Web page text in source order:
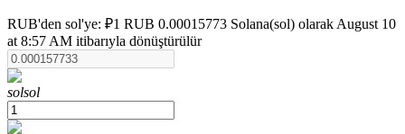
USDT Vadeli İşlemleri
Teminat olarak USDT kullanan vadeli işlemler
RUB'den sol'ye: ₽1 RUB 0.00015773 Solana(sol) olarak August 10
at 8:57 AM itibarıyla dönüştürülür
solsol